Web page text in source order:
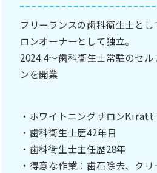
フリーランスの歯科衛生士と
ロンオーナーとして独立。
2024.4〜歯科衛生士常駐のセ
ンを開業
・ホワイトニングサロンKiratt
・歯科衛生士歴42年目
・歯科衛生士主任歴28年
・得意な作業：歯石除去、ク